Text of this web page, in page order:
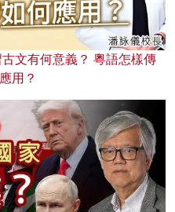
文有何意義？ 粵語怎樣傳
用？